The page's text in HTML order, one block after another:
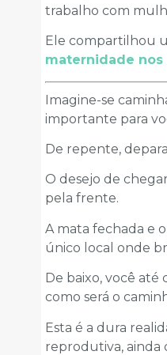
trabalho com
Ele compartilhou
maternidade
Imagine-se
importante para
De repente,
O desejo de
pela frente.
A mata fechada e
único local onde
De baixo, você
como será o
Esta é a dura
reprodutiva, ainda